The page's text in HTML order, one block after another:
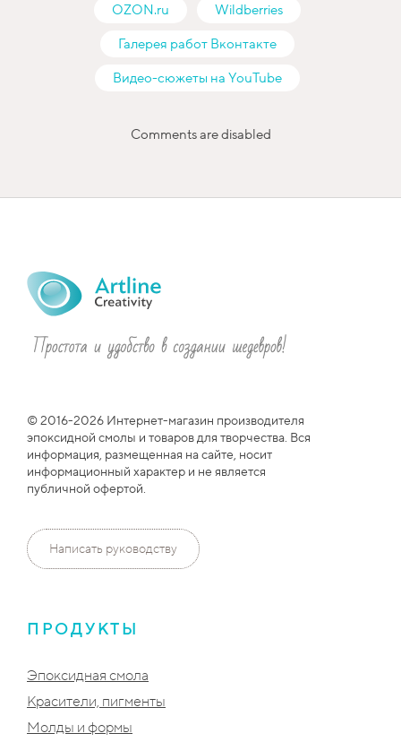
OZON.ru
Wildberries
Галерея работ Вконтакте
Видео-сюжеты на YouTube
Comments are disabled
© 2016-2026 Интернет-магазин производителя
эпоксидной смолы и товаров для творчества. Вся
информация, размещенная на сайте, носит
информационный характер и не является
публичной офертой.
Написать руководству
ПРОДУКТЫ
Эпоксидная смола
Красители, пигменты
Молды и формы